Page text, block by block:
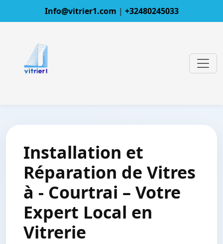
Info@vitrier1.com | +32480245033
Installation et
Réparation de Vitres
à - Courtrai – Votre
Expert Local en
Vitrerie